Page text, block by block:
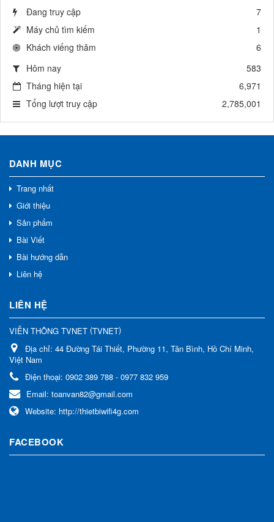
Đang truy cập
7
Máy chủ tìm kiếm
1
Khách viếng thăm
6
Hôm nay
583
Tháng hiện tại
6,971
Tổng lượt truy cập
2,785,001
DANH MỤC
Trang nhất
Giới thiệu
Sản phẩm
Bài Viết
Bài hướng dẫn
Liên hệ
LIÊN HỆ
VIỄN THÔNG TVNET (TVNET)
Địa chỉ: 44 Đường Tái Thiết, Phường 11, Tân Bình, Hồ Chí Minh,
Việt Nam
Điện thoại: 0902 389 788 - 0977 832 959
Email: toanvan82@gmail.com
Website: http://thietbiwifi4g.com
FACEBOOK